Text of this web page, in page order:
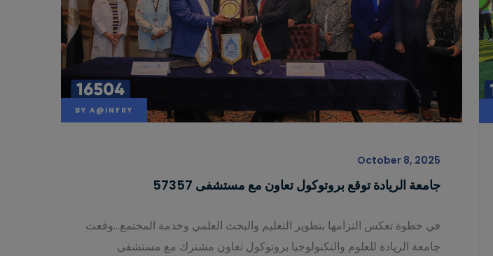
BY A@INFRY
October 8, 2025
جامعة الريادة توقع بروتوكول تعاون مع مستشفى 57357
في خطوة تعكس التزامها بتطوير التعليم والبحث العلمي وخدمة المجتمع…وقعت
جامعة الريادة للعلوم والتكنولوجيا بروتوكول تعاون مشترك مع مستشفى